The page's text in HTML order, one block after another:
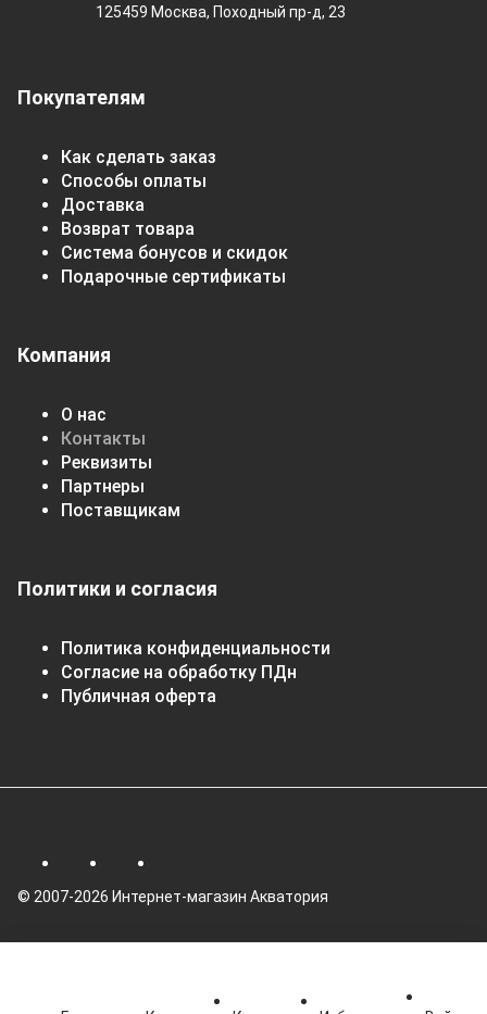
Покупателям
Как сделать заказ
Способы оплаты
Доставка
Возврат товара
Система бонусов и скидок
Подарочные сертификаты
Компания
О нас
Контакты
Реквизиты
Партнеры
Поставщикам
Политики и согласия
Политика конфиденциальности
Согласие на обработку ПДн
Публичная оферта
125459 Москва, Походный пр-д, 23
© 2007-2026 Интернет-магазин Акватория